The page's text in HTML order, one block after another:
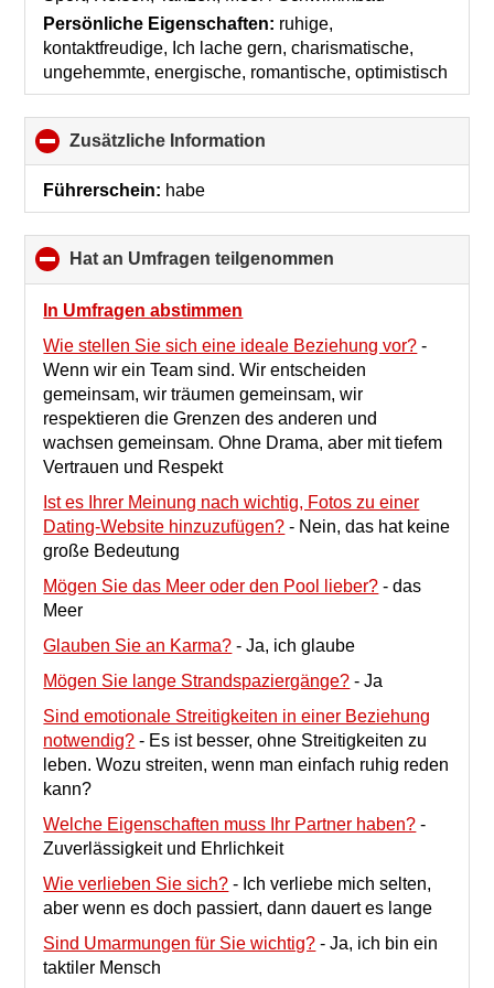
Persönliche Eigenschaften: ruhige,
kontaktfreudige, Ich lache gern, charismatische,
ungehemmte, energische, romantische, optimistisch
Zusätzliche Information
to
Führerschein: habe
Hat an Umfragen teilgenommen
to
In Umfragen abstimmen
Wie stellen Sie sich eine ideale Beziehung vor? -
Wenn wir ein Team sind. Wir entscheiden
gemeinsam, wir träumen gemeinsam, wir
respektieren die Grenzen des anderen und
wachsen gemeinsam. Ohne Drama, aber mit tiefem
Vertrauen und Respekt
Ist es Ihrer Meinung nach wichtig, Fotos zu einer
Dating-Website hinzuzufügen? - Nein, das hat keine
große Bedeutung
Mögen Sie das Meer oder den Pool lieber? -das
Meer
Glauben Sie an Karma? -Ja, ich glaube
Mögen Sie lange Strandspaziergänge? -Ja
Sind emotionale Streitigkeiten in einer Beziehung
notwendig? - Es ist besser, ohne Streitigkeiten zu
leben. Wozu streiten, wenn man einfach ruhig reden
kann?
Welche Eigenschaften muss Ihr Partner haben? -
Zuverlässigkeit und Ehrlichkeit
Wie verlieben Sie sich? - Ich verliebe mich selten,
aber wenn es doch passiert, dann dauert es lange
Sind Umarmungen für Sie wichtig? -Ja, ich bin ein
taktiler Mensch